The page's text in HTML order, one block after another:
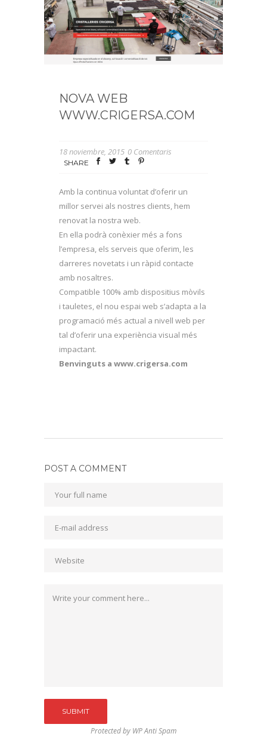
NOVA WEB
WWW.CRIGERSA.COM
18 noviembre, 2015 0 Comentaris
SHARE
Amb la continua voluntat d’oferir un
millor servei als nostres clients, hem
renovat la nostra web.
En ella podrà conèxier més a fons
l’empresa, els serveis que oferim, les
darreres novetats i un ràpid contacte
amb nosaltres.
Compatible 100% amb dispositius mòvils
i tauletes, el nou espai web s’adapta a la
programació més actual a nivell web per
tal d’oferir una experiència visual més
impactant.
Benvinguts a www.crigersa.com
POST A COMMENT
Protected by WP Anti Spam